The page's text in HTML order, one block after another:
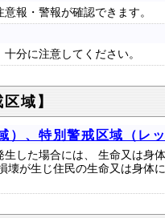
報・警報が確認できます。
分に注意してください。
域】
）、特別警戒区域（レッ
した場合には、 生命又は身
壊が生じ住民の生命又は身体